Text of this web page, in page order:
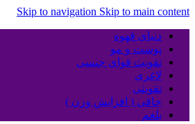
Skip to navigation Skip to main content
دنیای قهوه
پوست و مو
تقویت قوای جنسی
لاغری
تقویتی
چاقی ( افزایش وزن )
بلغم